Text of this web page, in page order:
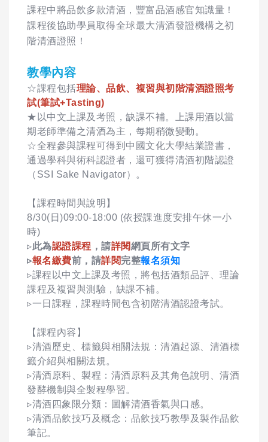
課程中將品飲多款清酒，豐富品酒感官知識量！
課程後協助學員取得全球最大清酒發證機構之初
階清酒證照！
教學內容
☆課程包括理論、品飲、複習與初階清酒證照考
試(筆試+Tasting)
★以中文上課及考照，缺課不補。上課用酒以當
期老師準備之清酒為主，每期稍微變動。
☆全程參與課程可得到中國文化大學結業證書，
通過學科與術科認證者，還可獲得清酒初階認證
（SSI Sake Navigator）。
【課程時間與說明】
8/30(日)09:00-18:00 (依授課進度安排午休一小
時)
▹此為認證課程 ，請詳閱網頁所有文字
▹報名繳費前，請詳閱完整報名須知
▹課程以中文上課及考照，將包括酒類品評、理論
課程及複習與測驗，缺課不補。
▹一日課程，課程時間包含初階清酒認證考試。
【課程內容】
▹清酒歷史、標籤與相關法規：清酒起源、清酒標
籤介紹與相關法規。
▹清酒原料、製程：清酒原料及其角色說明、清酒
發酵機制與全製程學習。
▹清酒四象限分類：圖解清酒香氣與口感。
▹清酒品飲技巧及概念：品飲技巧教學及製作品飲
筆記。